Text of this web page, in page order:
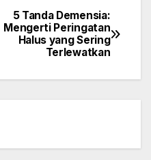
5 Tanda Demensia:
Mengerti Peringatan
Halus yang Sering
Terlewatkan